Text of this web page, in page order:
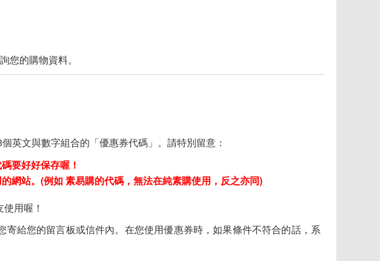
您的購物資料。
英文與數字組合的「優惠券代碼」。請特別留意：
要好好保存喔！
網站。(例如 素易購的代碼，無法在純素購使用，反之亦同)
用喔！
給您的留言板或信件內。在您使用優惠券時，如果條件不符合的話，系